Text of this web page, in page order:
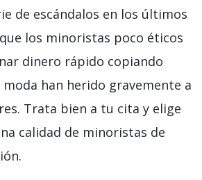
de escándalos en los últimos
los minoristas poco éticos
dinero rápido copiando
han herido gravemente a
Trata bien a tu cita y elige
calidad de minoristas de